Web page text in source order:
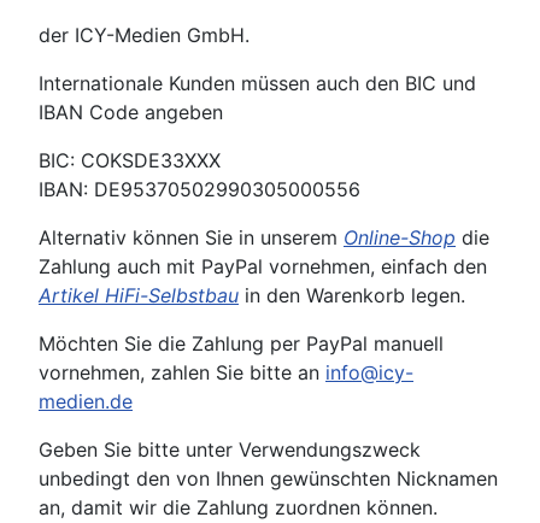
der ICY-Medien GmbH.
Internationale Kunden müssen auch den BIC und
IBAN Code angeben
BIC: COKSDE33XXX
IBAN: DE95370502990305000556
Alternativ können Sie in unserem Online-Shop die
Zahlung auch mit PayPal vornehmen, einfach den
Artikel HiFi-Selbstbau in den Warenkorb legen.
Möchten Sie die Zahlung per PayPal manuell
vornehmen, zahlen Sie bitte an info@icy-
medien.de
Geben Sie bitte unter Verwendungszweck
unbedingt den von Ihnen gewünschten Nicknamen
an, damit wir die Zahlung zuordnen können.